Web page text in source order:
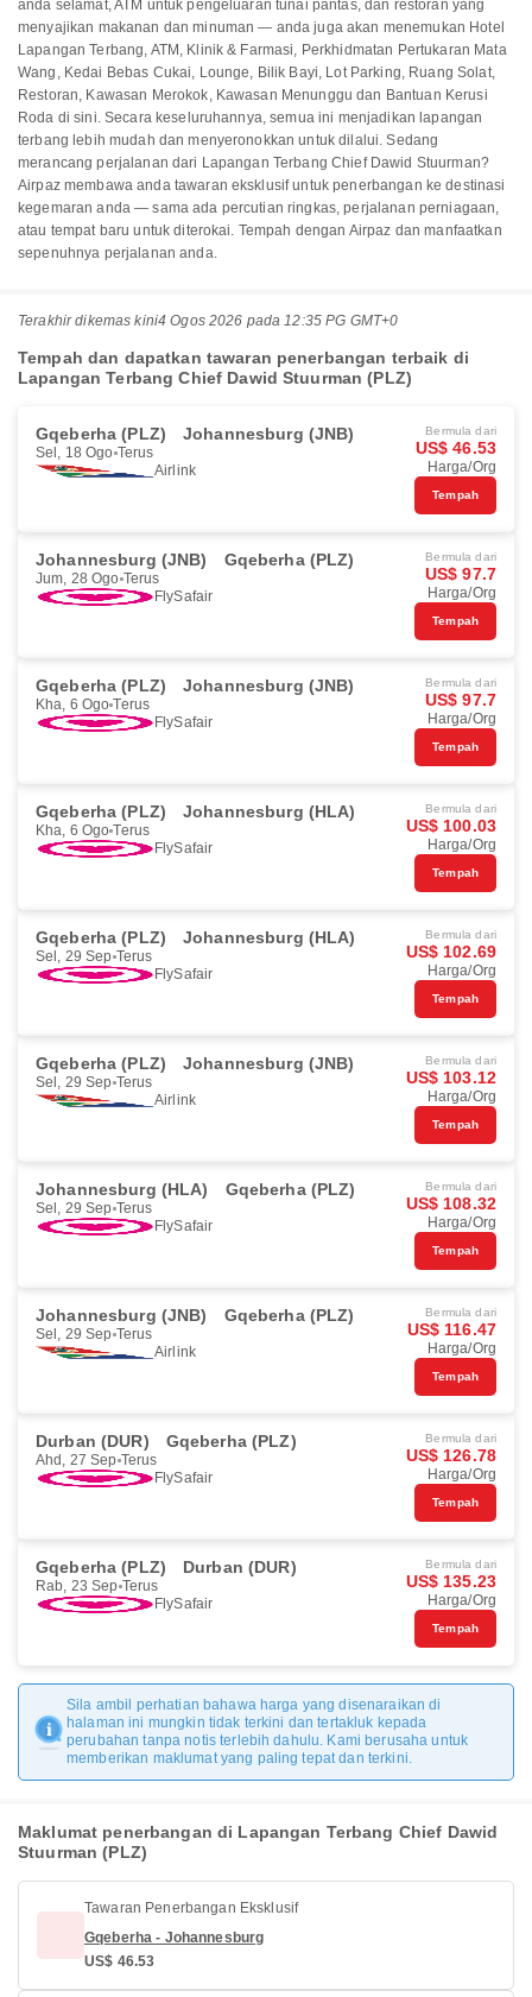
anda selamat, ATM untuk pengeluaran tunai pantas, dan restoran yang
menyajikan makanan dan minuman — anda juga akan menemukan Hotel
Lapangan Terbang, ATM, Klinik & Farmasi, Perkhidmatan Pertukaran Mata
Wang, Kedai Bebas Cukai, Lounge, Bilik Bayi, Lot Parking, Ruang Solat,
Restoran, Kawasan Merokok, Kawasan Menunggu dan Bantuan Kerusi
Roda di sini. Secara keseluruhannya, semua ini menjadikan lapangan
terbang lebih mudah dan menyeronokkan untuk dilalui. Sedang
merancang perjalanan dari Lapangan Terbang Chief Dawid Stuurman?
Airpaz membawa anda tawaran eksklusif untuk penerbangan ke destinasi
kegemaran anda — sama ada percutian ringkas, perjalanan perniagaan,
atau tempat baru untuk diterokai. Tempah dengan Airpaz dan manfaatkan
sepenuhnya perjalanan anda.
Terakhir dikemas kini4 Ogos 2026 pada 12:35 PG GMT+0
Tempah dan dapatkan tawaran penerbangan terbaik di
Lapangan Terbang Chief Dawid Stuurman (PLZ)
Gqeberha (PLZ) Johannesburg (JNB)
Sel, 18 Ogo Terus
Airlink
Bermula dari
US$ 46.53
Harga/Org
Tempah
Johannesburg (JNB) Gqeberha (PLZ)
Jum, 28 Ogo Terus
FlySafair
Bermula dari
US$ 97.7
Harga/Org
Tempah
Gqeberha (PLZ) Johannesburg (JNB)
Kha, 6 Ogo Terus
FlySafair
Bermula dari
US$ 97.7
Harga/Org
Tempah
Gqeberha (PLZ) Johannesburg (HLA)
Kha, 6 Ogo Terus
FlySafair
Bermula dari
US$ 100.03
Harga/Org
Tempah
Gqeberha (PLZ) Johannesburg (HLA)
Sel, 29 Sep Terus
FlySafair
Bermula dari
US$ 102.69
Harga/Org
Tempah
Gqeberha (PLZ) Johannesburg (JNB)
Sel, 29 Sep Terus
Airlink
Bermula dari
US$ 103.12
Harga/Org
Tempah
Johannesburg (HLA) Gqeberha (PLZ)
Sel, 29 Sep Terus
FlySafair
Bermula dari
US$ 108.32
Harga/Org
Tempah
Johannesburg (JNB) Gqeberha (PLZ)
Sel, 29 Sep Terus
Airlink
Bermula dari
US$ 116.47
Harga/Org
Tempah
Durban (DUR) Gqeberha (PLZ)
Ahd, 27 Sep Terus
FlySafair
Bermula dari
US$ 126.78
Harga/Org
Tempah
Gqeberha (PLZ) Durban (DUR)
Rab, 23 Sep Terus
FlySafair
Bermula dari
US$ 135.23
Harga/Org
Tempah
Sila ambil perhatian bahawa harga yang disenaraikan di
halaman ini mungkin tidak terkini dan tertakluk kepada
perubahan tanpa notis terlebih dahulu. Kami berusaha untuk
memberikan maklumat yang paling tepat dan terkini.
Maklumat penerbangan di Lapangan Terbang Chief Dawid
Stuurman (PLZ)
Tawaran Penerbangan Eksklusif
Gqeberha - Johannesburg
US$ 46.53